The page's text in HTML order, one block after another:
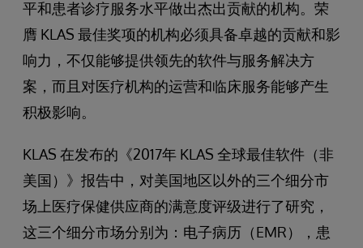
平和患者诊疗服务水平做出杰出贡献的机构。荣
膺 KLAS 最佳奖项的机构必须具备卓越的贡献和影
响力，不仅能够提供领先的软件与服务解决方
案，而且对医疗机构的运营和临床服务能够产生
积极影响。
KLAS 在发布的《2017年 KLAS 全球最佳软件（非
美国）》报告中，对美国地区以外的三个细分市
场上医疗保健供应商的满意度评级进行了研究，
这三个细分市场分别为：电子病历（EMR），患